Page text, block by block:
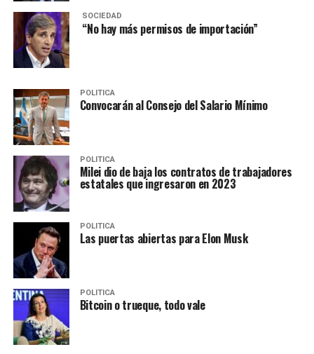
SOCIEDAD
“No hay más permisos de importación”
POLITICA
Convocarán al Consejo del Salario Mínimo
POLITICA
Milei dio de baja los contratos de trabajadores
estatales que ingresaron en 2023
POLITICA
Las puertas abiertas para Elon Musk
POLITICA
Bitcoin o trueque, todo vale